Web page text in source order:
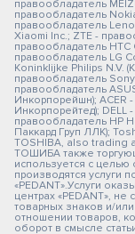
правообладатель
правообладатель
правообладатель
Xiaomi Inc.; ZTE -
правообладатель
правообладатель LG
Koninklijke Philips N.V.
правообладатель
правообладатель
Инкорпорейшн); ACER
Инкорпорейтед); DELL
правообладатель HP
Паккард Груп ЛЛК);
TOSHIBA, also
ТОШИБА также
используется с
производятся услуги
«PEDANT».Услуги
центрах «PEDANT»,
товарных знаков и/
отношении товаров,
оборот в смысле